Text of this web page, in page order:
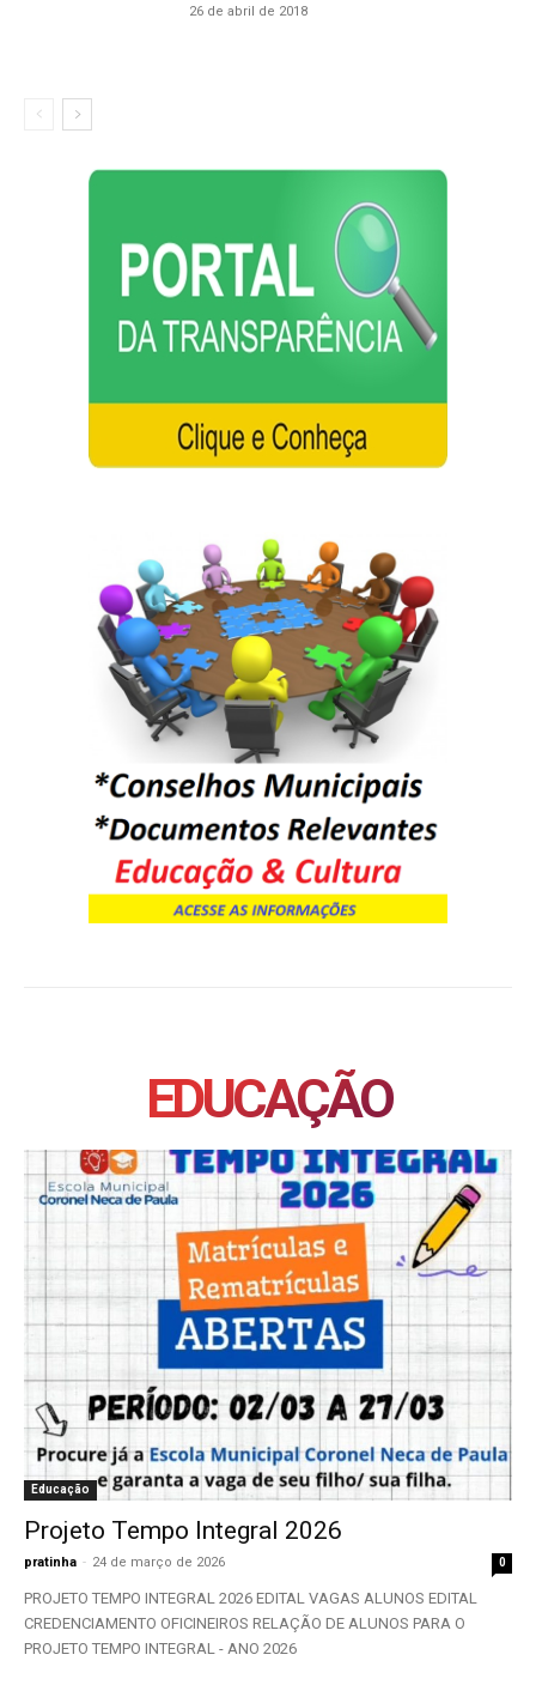
26 de abril de 2018
EDUCAÇÃO
Educação
Projeto Tempo Integral 2026
pratinha - 24 de março de 2026 0
PROJETO TEMPO INTEGRAL 2026 EDITAL VAGAS ALUNOS EDITAL
CREDENCIAMENTO OFICINEIROS RELAÇÃO DE ALUNOS PARA O
PROJETO TEMPO INTEGRAL - ANO 2026